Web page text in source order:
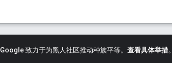
Google 致力于为黑人社区推动种族平等。 查看具体举措。